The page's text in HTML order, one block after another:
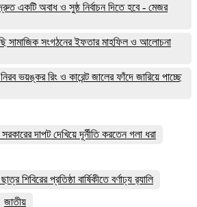
একটি অবাধ ও সুষ্ঠ নির্বাচন দিতে হবে - মেজর
সামাজিক সংগঠনের ইফতার মাহফিল ও আলোচনা
ভয়ঙ্কর রিং ও কারেন্ট জালের ফাঁদে জারিয়ে পাচ্ছে
দাপট দেখিয়ে দূর্নীতি করতেন গলা ধরা
শিবিরের প্রতিষ্ঠা বার্ষিকীতে বর্ণাঢ্য র‌্যালি
জাতীয়